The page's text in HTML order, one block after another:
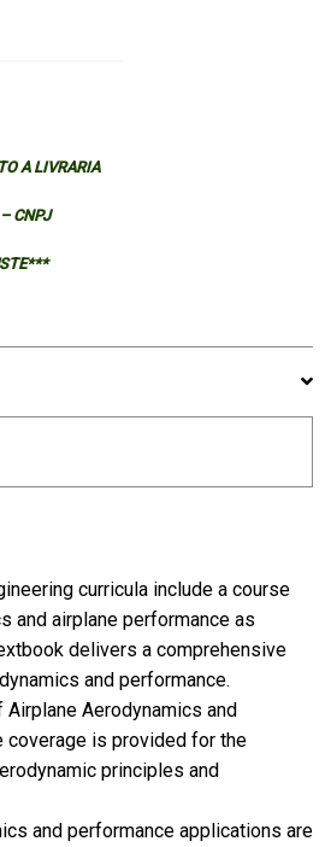
A LIVRARIA
CNPJ
curricula include a course
and airplane performance as
delivers a comprehensive
and performance.
Aerodynamics and
coverage is provided for the
principles and
and performance applications are